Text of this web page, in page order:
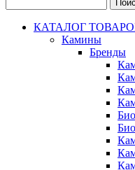
КАТАЛОГ
Камины
Бренды